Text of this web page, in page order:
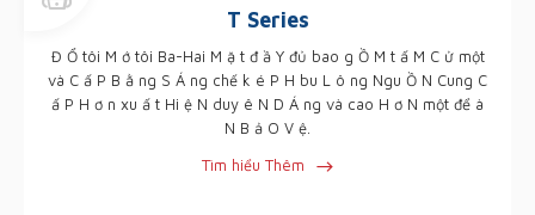
T Series
Đ Ổ tôi M ớ tôi Ba-Hai M ặ t đ ầ Y đủ bao g Ồ M t ấ M C ử một
và C ấ P B ằ ng S Á ng chế k é P H bu L ô ng Ngu Ồ N Cung C
ấ P H ơ n xu ấ t Hi ệ N duy ê N D Á ng và cao H ơ N một để à
N B ả O V ệ.
Tìm hiểu Thêm